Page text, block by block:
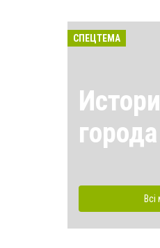
СПЕЦТЕМА
города
Всі